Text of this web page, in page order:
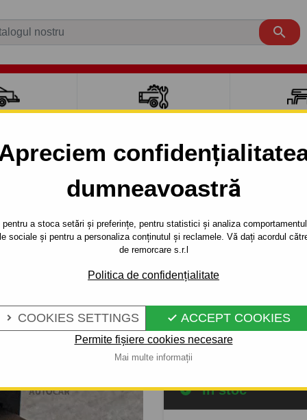
dumneavoastră
a stoca setări și preferințe, pentru statistici și analiza
sociale și pentru a personaliza conținutul și reclamele. Vă dați acordul
de remorcare s.r.l
Politica de confidențialitate
 COOKIES SETTINGS  ACCEPT COOKIES
Permite fișiere cookies necesare
Mai multe informații

SUV
- SUV,(C100) - sistem semidemontabil -cu şuruburi -
-
Referinta:
Cârlig de remorcare
CAPTIVA, seria :
Descrierea completă a
În stoc